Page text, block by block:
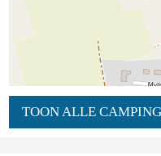
TOON ALLE